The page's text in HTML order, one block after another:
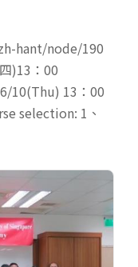
hant/node/190
)13：00
10(Thu) 13：00
selection: 1、